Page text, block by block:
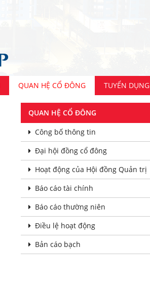
QUAN HỆ CỔ ĐÔNG TUYỂN DỤNG
QUAN HỆ CỔ ĐÔNG
Công bố thông tin
Đại hội đồng cổ đông
Hoạt động của Hội đồng Quản trị
Báo cáo tài chính
Báo cáo thường niên
Điều lệ hoạt động
Bản cáo bạch